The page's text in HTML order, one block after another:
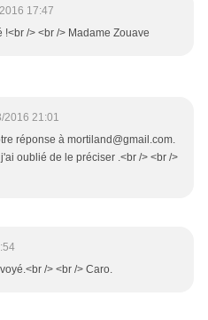
17:47
!<br /> <br /> Madame Zouave
2016 21:01
réponse à mortiland@gmail.com.
oublié de le préciser .<br /> <br />
/> <br /> Caro.